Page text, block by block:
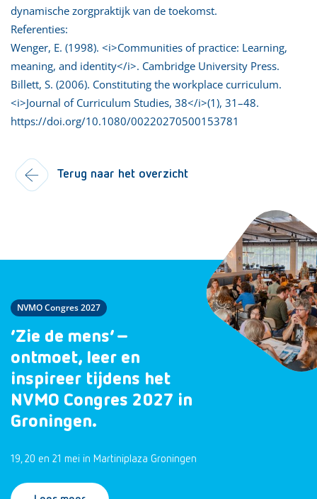
dynamische zorgpraktijk van de toekomst.
Referenties:
Wenger, E. (1998). <i>Communities of practice: Learning,
meaning, and identity</i>. Cambridge University Press.
Billett, S. (2006). Constituting the workplace curriculum.
<i>Journal of Curriculum Studies, 38</i>(1), 31–48.
https://doi.org/10.1080/00220270500153781
Terug naar het overzicht
NVMO Congres 2027
‘Zie de mens’ –
ontmoet, leer en
inspireer tijdens het
NVMO Congres 2027 in
Groningen.
19, 20 en 21 mei in Martiniplaza Groningen